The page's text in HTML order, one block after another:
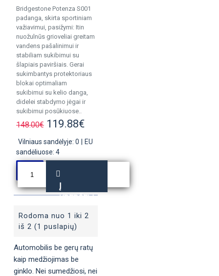
Bridgestone Potenza S001
padanga, skirta sportiniam
važiavimui, pasižymi: Itin
nuožulnūs grioveliai greitam
vandens pašalinimui ir
stabiliam sukibimui su
šlapiais paviršiais. Gerai
sukimbantys protektoriaus
blokai optimaliam
sukibimui su kelio danga,
didelei stabdymo jėgai ir
sukibimui posūkiuose..
148.00€ 119.88€
Vilniaus sandėlyje: 0
EU
sandėliuose: 4
Į
KREPŠELĮ
Rodoma nuo 1 iki 2
iš 2 (1 puslapių)
Automobilis be gerų ratų
kaip medžiojimas be
ginklo. Nei sumedžiosi, nei